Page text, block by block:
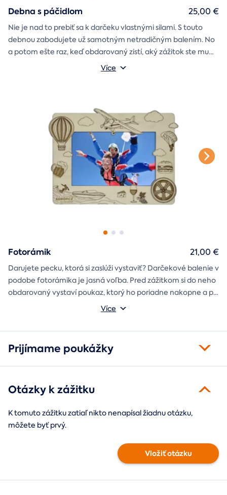
Debna s páčidlom
Nie je nad to prebiť sa k darčeku vlastnými silami. S touto
debnou zabodujete už samotným netradičným balením. No
a potom ešte raz, keď obdarovaný zistí, aký zážitok ste mu
darčekovú skladačku
Vonkajšie rozmery: 20 × 20 × 20 cm
Více
25,00 €
Fotorámik
Darujete pecku, ktorá si zaslúži vystaviť? Darčekové balenie v
podobe fotorámika je jasná voľba. Pred zážitkom si do neho
obdarovaný vystaví poukaz, ktorý ho poriadne nakopne a po
absolvovaní tam poputuje fotka zo zážitku, ktorá pri každom
Môžete vybrať z motívov balónový, tunelový a univerzálny
Více
21,00 €
Prijímame poukážky
Otázky k zážitku
K tomuto zážitku zatiaľ nikto nenapísal žiadnu otázku,
môžete byť prvý.
Vložiť otázku